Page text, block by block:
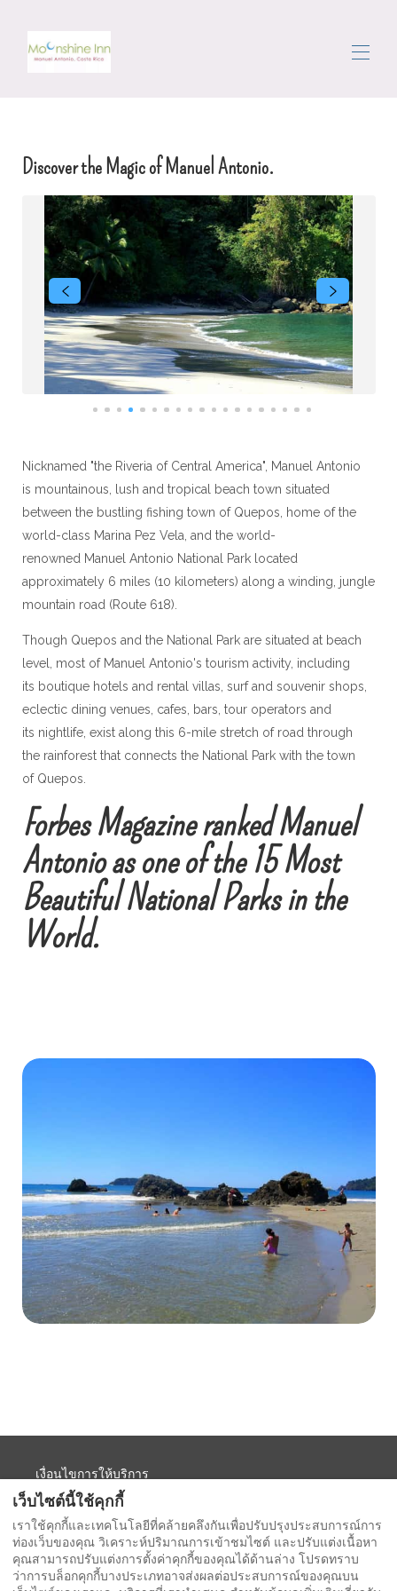
All properties
พื้นที่
การไปหมุนรอบ ๆ
เจ้าหน้าที่อำนวยความสะดวก
บทวิจารณ์
Contact us
Discover the Magic of Manuel Antonio.
Nicknamed "the Riveria of Central America", Manuel Antonio
is mountainous, lush and tropical beach town situated
between the bustling fishing town of Quepos, home of the
world-class Marina Pez Vela, and the world-
renowned Manuel Antonio National Park located
approximately 6 miles (10 kilometers) along a winding, jungle
mountain road (Route 618).
Though Quepos and the National Park are situated at beach
level, most of Manuel Antonio's tourism activity, including
its boutique hotels and rental villas, surf and souvenir shops,
eclectic dining venues, cafes, bars, tour operators and
its nightlife, exist along this 6-mile stretch of road through
the rainforest that connects the National Park with the town
of Quepos.
Forbes Magazine ranked Manuel
Antonio as one of the 15 Most
Beautiful National Parks in the
World.
เงื่อนไขการให้บริการ
Moonshine Guest แกลเลอรี่วิดีโอ
นโยบายความเป็นส่วนตัว
ร้านของที่ระลึกและของที่ระลึก Moonshine Inn
เว็บไซต์นี้ใช้คุกกี้
เราใช้คุกกี้และเทคโนโลยีที่คล้ายคลึงกันเพื่อปรับปรุงประสบการณ์การ
ท่องเว็บของคุณ วิเคราะห์ปริมาณการเข้าชมไซต์ และปรับแต่งเนื้อหา
คุณสามารถปรับแต่งการตั้งค่าคุกกี้ของคุณได้ด้านล่าง โปรดทราบ
ว่าการบล็อกคุกกี้บางประเภทอาจส่งผลต่อประสบการณ์ของคุณบน